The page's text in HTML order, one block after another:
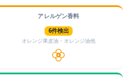
アレルゲン香料
6件検出
オレンジ果皮油・オレンジ油他